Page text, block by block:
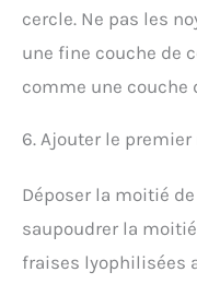
cercle. Ne pas les
une fine couche de
comme une couche
6. Ajouter le
Déposer la moitié
saupoudrer la
fraises lyophilisées